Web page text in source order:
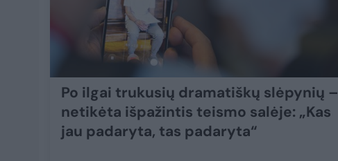
Po ilgai trukusių dramatiškų slėpynių –
netikėta išpažintis teismo salėje: „Kas
jau padaryta, tas padaryta“